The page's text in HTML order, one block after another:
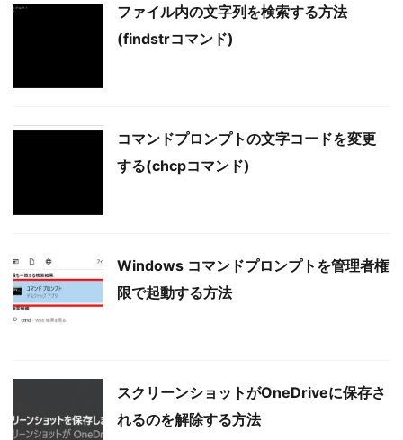
ファイル内の文字列を検索する方法
(findstrコマンド)
コマンドプロンプトの文字コードを変更
する(chcpコマンド)
Windows コマンドプロンプトを管理者権
限で起動する方法
スクリーンショットがOneDriveに保存さ
れるのを解除する方法